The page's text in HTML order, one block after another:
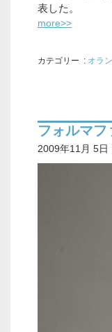
表した。
more>>
カテゴリー : オラ
フォルマ
2009年11月 5日